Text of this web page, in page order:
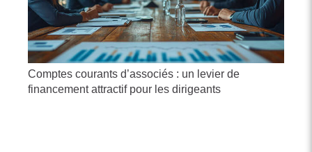
Comptes courants d’associés : un levier de
financement attractif pour les dirigeants